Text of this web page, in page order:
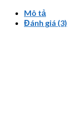
Mô tả
Đánh giá (3)